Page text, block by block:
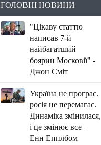
ГОЛОВНІ НОВИНИ
"Цікаву статтю
написав 7-й
найбагатший
боярин Московії" -
Джон Сміт
Україна не програє.
росія не перемагає.
Динаміка змінилася,
і це змінює все –
Енн Епплбом